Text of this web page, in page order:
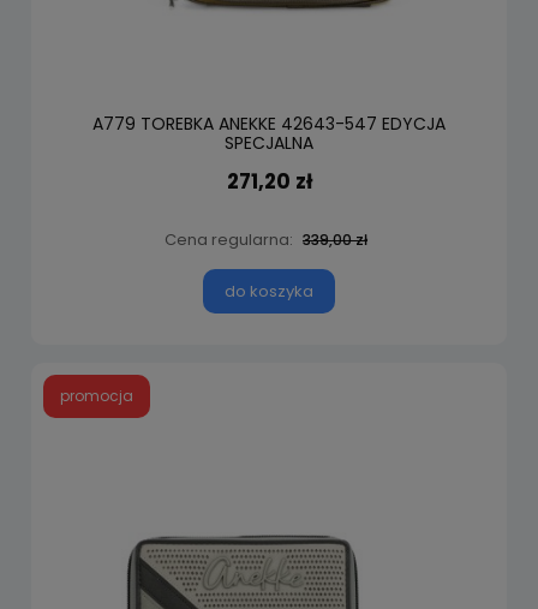
A779 TOREBKA ANEKKE 42643-547 EDYCJA
SPECJALNA
271,20 zł
Cena regularna: 339,00 zł
do koszyka
promocja